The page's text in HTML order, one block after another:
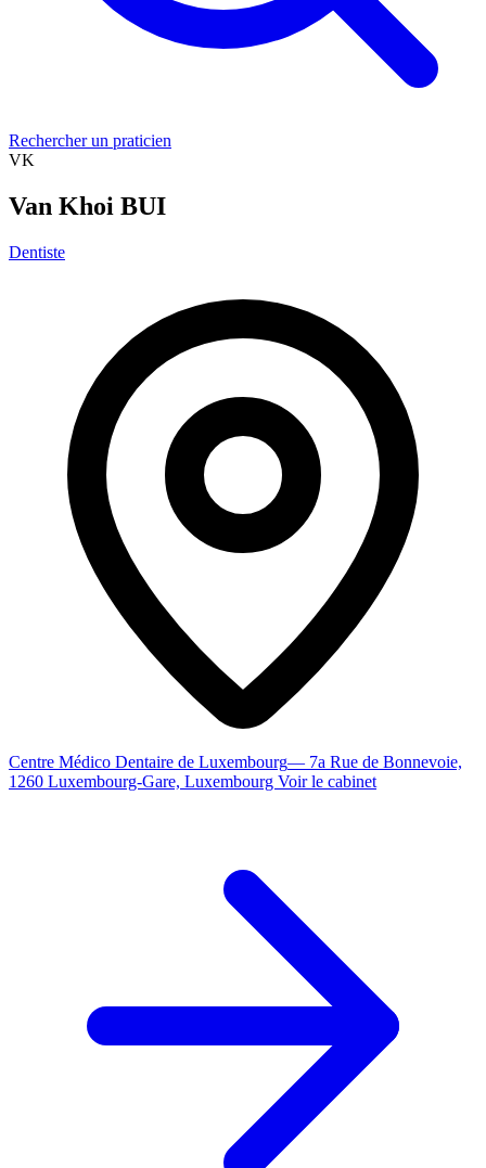
Rechercher un praticien
VK
Van Khoi BUI
Dentiste
Centre Médico Dentaire de Luxembourg— 7a Rue de Bonnevoie,
1260 Luxembourg-Gare, Luxembourg Voir le cabinet